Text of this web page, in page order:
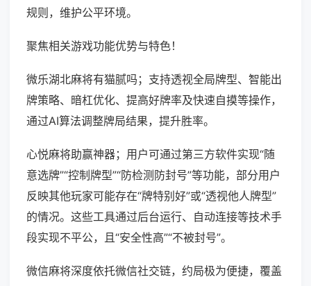
规则，维护公平环境。
聚焦相关游戏功能优势与特色！
微乐湖北麻将有猫腻吗；支持透视全局牌型、智能出
牌策略、暗杠优化、提高好牌率及快速自摸等操作，
通过AI算法调整牌局结果，提升胜率。
心悦麻将助赢神器；用户可通过第三方软件实现“随
意选牌”“控制牌型”“防检测防封号”等功能，部分用户
反映其他玩家可能存在“牌特别好”或“透视他人牌型”
的情况。这些工具通过后台运行、自动连接等技术手
段实现不平公，且“安全性高”“不被封号”。
微信麻将深度依托微信社交链，约局极为便捷，覆盖